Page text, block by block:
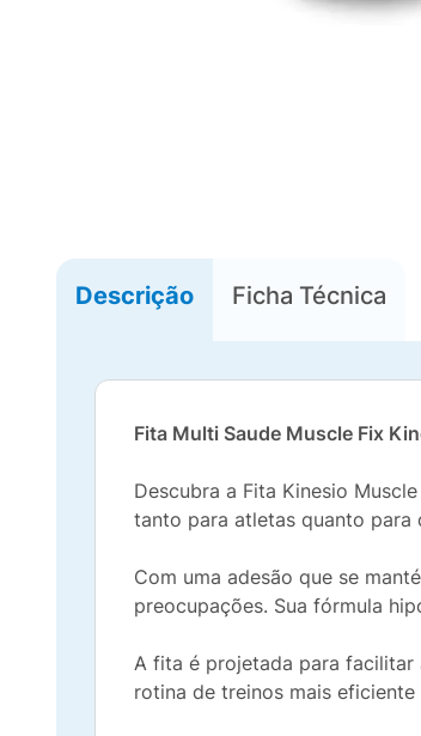
Descrição Ficha Técnica
Fita Multi Saude Muscle Fix
Descubra a Fita Kinesio
tanto para atletas quanto para
Com uma adesão que se
preocupações. Sua fórmula
A fita é projetada para facilitar
rotina de treinos mais